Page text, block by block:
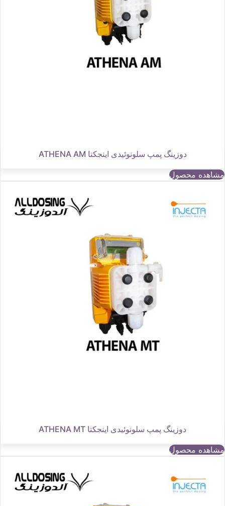
دوزینگ پمپ سلونوئیدی اینجکتا ATHENA AM
مشاهده محصول
دوزینگ پمپ سلونوئیدی اینجکتا ATHENA MT
مشاهده محصول